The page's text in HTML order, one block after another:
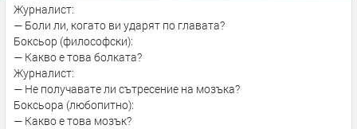
Журналист:
— Боли ли, когато ви ударят по главата?
Боксьор (философски):
— Какво е това болката?
Журналист:
— Не получавате ли сътресение на мозъка?
Боксьора (любопитно):
— Какво е това мозък?